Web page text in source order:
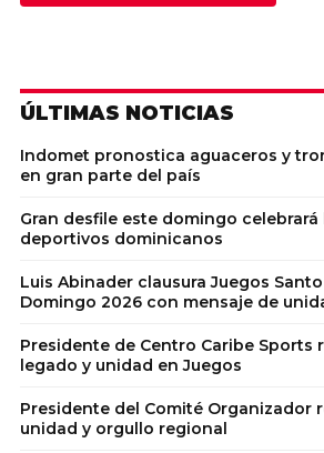
ÚLTIMAS NOTICIAS
Indomet pronostica aguaceros y
en gran parte del país
Gran desfile este domingo celebrará
deportivos dominicanos
Luis Abinader clausura Juegos Santo
Domingo 2026 con mensaje de
Presidente de Centro Caribe Sports
legado y unidad en Juegos
Presidente del Comité Organizador
unidad y orgullo regional